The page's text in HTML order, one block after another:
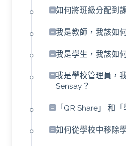
如何將班級分配到
我是教師，我該如
我是學生，我該如
我是學校管理員，
Sensay？
「QR Share」 和
如何從學校中移除